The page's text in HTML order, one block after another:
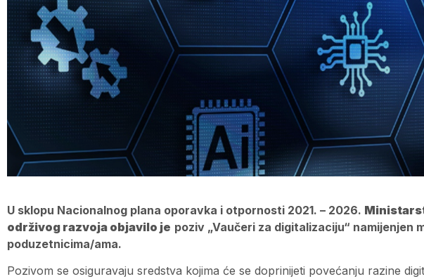
U sklopu Nacionalnog plana oporavka i otpornosti 2021. – 2026.
održivog razvoja objavilo je poziv „Vaučeri za digitalizaciju“ namijenjen
poduzetnicima/ama.
Pozivom se osiguravaju sredstva kojima će se doprinijeti povećanju razine